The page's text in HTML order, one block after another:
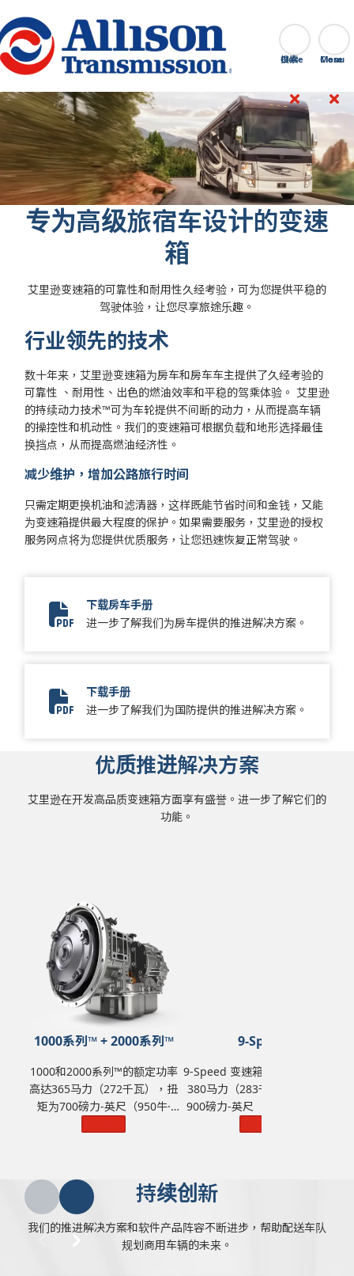
Go Home 搜索
Close
专为高级旅宿车设计的变速
箱
艾里逊变速箱的可靠性和耐用性久经考验，可为您提供平稳的
驾驶体验，让您尽享旅途乐趣。
行业领先的技术
数十年来，艾里逊变速箱为房车和房车车主提供了久经考验的
可靠性 、耐用性、出色的燃油效率和平稳的驾乘体验。 艾里逊
的持续动力技术™可为车轮提供不间断的动力，从而提高车辆
的操控性和机动性。我们的变速箱可根据负载和地形选择最佳
换挡点，从而提高燃油经济性。
减少维护，增加公路旅行时间
只需定期更换机油和滤清器，这样既能节省时间和金钱，又能
为变速箱提供最大程度的保护。如果需要服务，艾里逊的授权
服务网点将为您提供优质服务，让您迅速恢复正常驾驶。
2024 Truck RV Brochure
下载房车手册
进一步了解我们为房车提供的推进解决方案。
2024 Motorhome Brochure
下载手册
进一步了解我们为国防提供的推进解决方案。
优质推进解决方案
艾里逊在开发高品质变速箱方面享有盛誉。进一步了解它们的
功能。
1000系列™ + 2000系列™
1000和2000系列™的额定功率
高达365马力（272千瓦），扭
矩为700磅力-英尺（950牛·
9-Speed
9-Speed 变速箱的额定功率高达
380马力（283千瓦），扭矩为
900磅力-英尺（1220牛·米），
持续创新
我们的推进解决方案和软件产品阵容不断进步，帮助配送车队
规划商用车辆的未来。